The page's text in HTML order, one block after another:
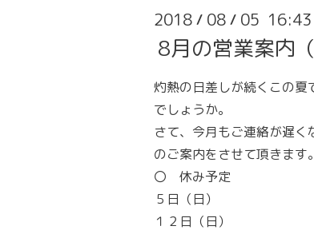
2018 / 08 / 05 16:43
8月の営業案内
灼熱の日差しが続くこの夏
でしょうか。
さて、今月もご連絡が遅
のご案内をさせて頂きます。
〇 休み予定
５日（日）
１２日（日）